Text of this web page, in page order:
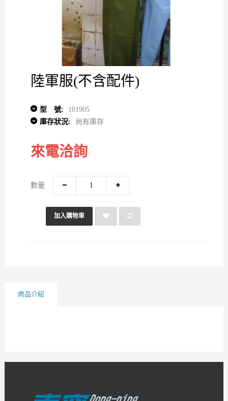
陸軍服(不含配件)
型 號:
101905
庫存狀況:
尚有庫存
來電洽詢
數量
加入購物車
商品介紹